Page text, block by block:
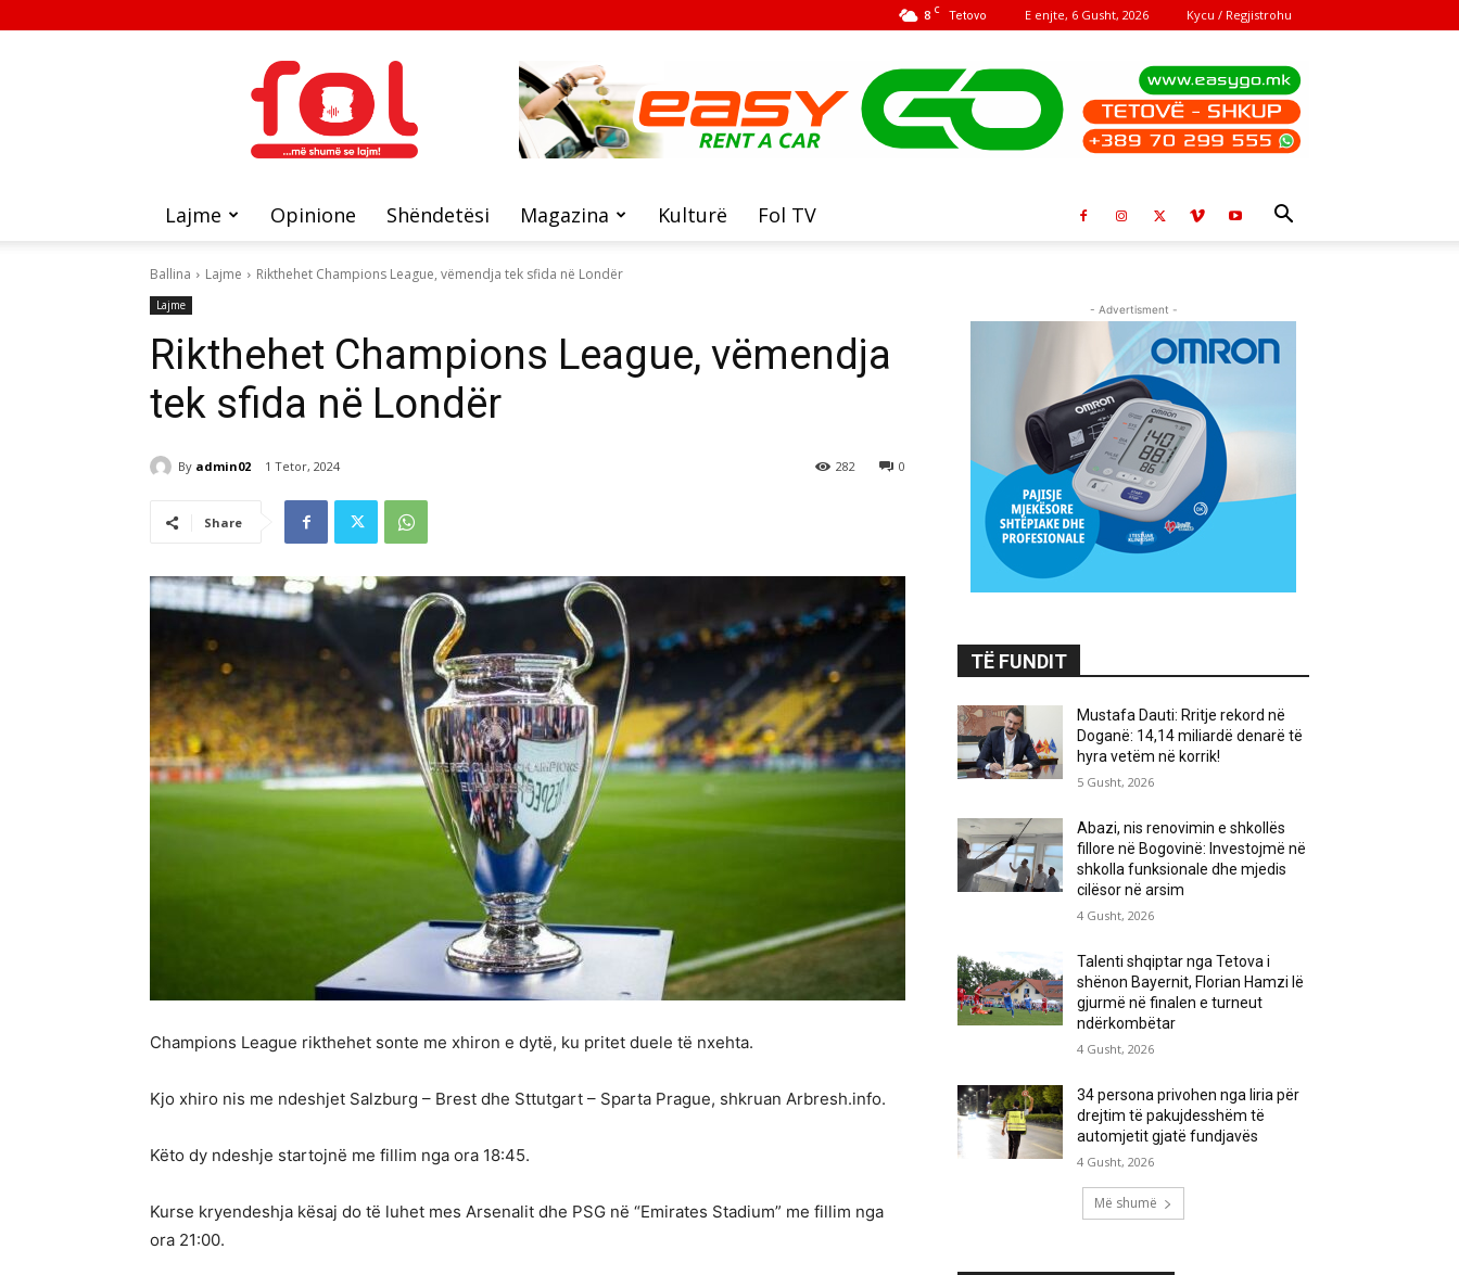
8 C Tetovo E enjte, 6 Gusht, 2026 Kycu / Regjistrohu
FOL
Lajme Opinione Shëndetësi Magazina Kulturë Fol TV
Ballina Lajme Rikthehet Champions League, vëmendja tek sfida në Londër
Lajme
Rikthehet Champions League, vëmendja
tek sfida në Londër
By admin02 1 Tetor, 2024 0
282
Share
Champions League rikthehet sonte me xhiron e dytë, ku pritet duele të nxehta.
Kjo xhiro nis me ndeshjet Salzburg – Brest dhe Sttutgart – Sparta Prague, shkruan Arbresh.info.
Këto dy ndeshje startojnë me fillim nga ora 18:45.
Kurse kryendeshja kësaj do të luhet mes Arsenalit dhe PSG në “Emirates Stadium” me fillim nga
ora 21:00.
- Advertisment -
TË FUNDIT
Mustafa Dauti: Rritje rekord në
Doganë: 14,14 miliardë denarë të
hyra vetëm në korrik!
5 Gusht, 2026
Abazi, nis renovimin e shkollës
fillore në Bogovinë: Investojmë në
shkolla funksionale dhe mjedis
cilësor në arsim
4 Gusht, 2026
Talenti shqiptar nga Tetova i
shënon Bayernit, Florian Hamzi lë
gjurmë në finalen e turneut
ndërkombëtar
4 Gusht, 2026
34 persona privohen nga liria për
drejtim të pakujdesshëm të
automjetit gjatë fundjavës
4 Gusht, 2026
Më shumë